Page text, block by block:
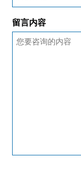
留言内容